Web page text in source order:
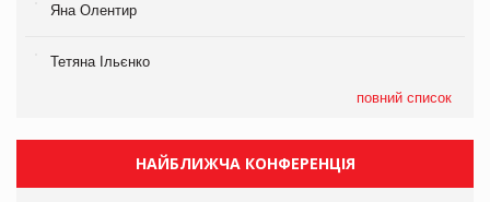
Яна Олентир
Тетяна Ільєнко
повний список
НАЙБЛИЖЧА КОНФЕРЕНЦІЯ